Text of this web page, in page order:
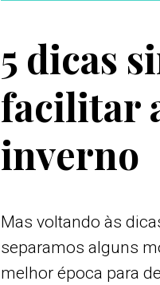
5 dicas
facilitar
inverno
Mas voltando às
separamos alguns
melhor época para